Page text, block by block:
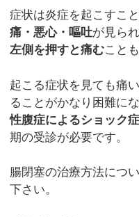
症状は炎症を起こすこ
痛・悪心・嘔吐が見ら
左側を押すと痛むこと
起こる症状を見ても痛
ることがかなり困難に
性腹症によるショック
期の受診が必要です。
腸閉塞の治療方法につ
下さい。